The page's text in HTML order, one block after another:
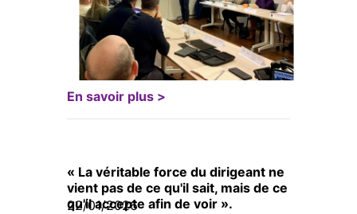
En savoir plus >
« La véritable force du dirigeant ne
vient pas de ce qu'il sait, mais de ce
qu'il accepte afin de voir ».
22/01/2026